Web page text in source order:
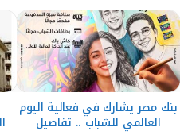
بنك مصر يشارك في فعالية اليوم
العالمي للشباب .. تفاصيل